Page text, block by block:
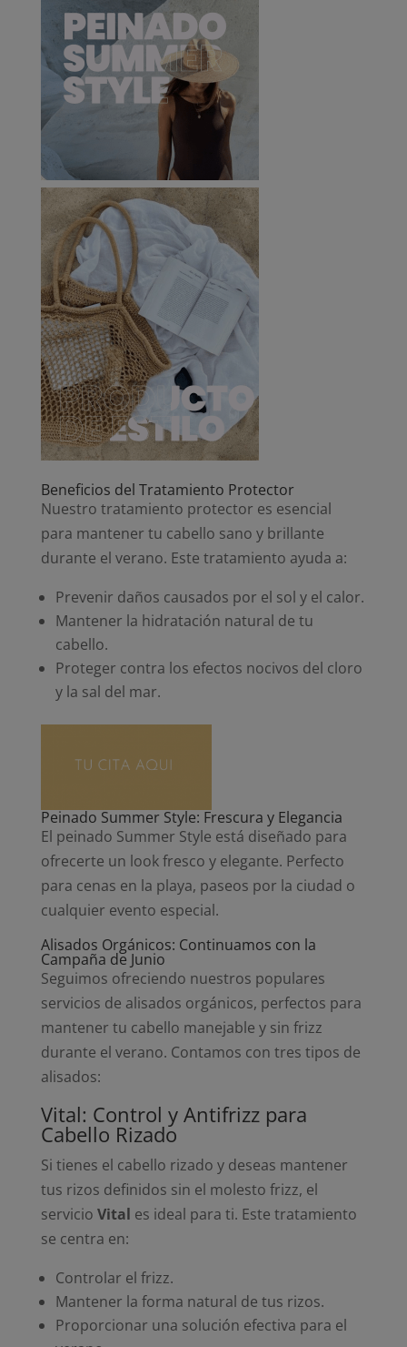
Beneficios del Tratamiento Protector
Nuestro tratamiento protector es esencial
para mantener tu cabello sano y brillante
durante el verano. Este tratamiento ayuda a:
Prevenir daños causados por el sol y el calor.
Mantener la hidratación natural de tu
cabello.
Proteger contra los efectos nocivos del cloro
y la sal del mar.
Peinado Summer Style: Frescura y Elegancia
El peinado Summer Style está diseñado para
ofrecerte un look fresco y elegante. Perfecto
para cenas en la playa, paseos por la ciudad o
cualquier evento especial.
Alisados Orgánicos: Continuamos con la
Campaña de Junio
Seguimos ofreciendo nuestros populares
servicios de alisados orgánicos, perfectos para
mantener tu cabello manejable y sin frizz
durante el verano. Contamos con tres tipos de
alisados:
Vital: Control y Antifrizz para
Cabello Rizado
Si tienes el cabello rizado y deseas mantener
tus rizos definidos sin el molesto frizz, el
servicio Vital es ideal para ti. Este tratamiento
se centra en:
Controlar el frizz.
Mantener la forma natural de tus rizos.
Proporcionar una solución efectiva para el